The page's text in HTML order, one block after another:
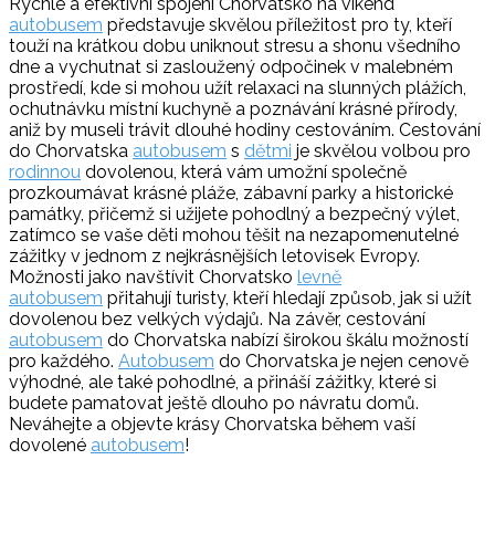
autobusem představuje skvělou příležitost pro ty, kteří
touží na krátkou dobu uniknout stresu a shonu všedního
dne a vychutnat si zasloužený odpočinek v malebném
prostředí, kde si mohou užít relaxaci na slunných plážích,
ochutnávku místní kuchyně a poznávání krásné přírody,
aniž by museli trávit dlouhé hodiny cestováním. Cestování
do Chorvatska autobusem s dětmi je skvělou volbou pro
rodinnou dovolenou, která vám umožní společně
prozkoumávat krásné pláže, zábavní parky a historické
památky, přičemž si užijete pohodlný a bezpečný výlet,
zatímco se vaše děti mohou těšit na nezapomenutelné
zážitky v jednom z nejkrásnějších letovisek Evropy.
Možnosti jako navštívit Chorvatsko levně
autobusem přitahují turisty, kteří hledají způsob, jak si užít
dovolenou bez velkých výdajů. Na závěr, cestování
autobusem do Chorvatska nabízí širokou škálu možností
pro každého. Autobusem do Chorvatska je nejen cenově
výhodné, ale také pohodlné, a přináší zážitky, které si
budete pamatovat ještě dlouho po návratu domů.
Neváhejte a objevte krásy Chorvatska během vaší
dovolené autobusem!